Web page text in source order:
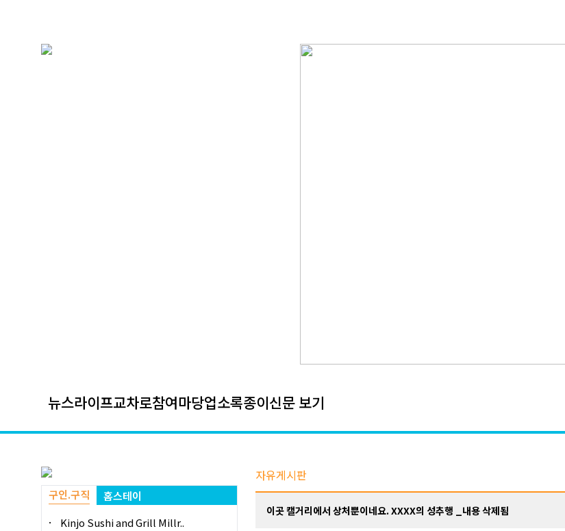
뉴스라이프교차로참여마당업소록종이신문 보기
구인.구직
홈스테이
Kinjo Sushi and Grill Millr..
자유게시판
이곳 캘거리에서 상처뿐이네요. XXXX의 성추행 _내용 삭제됨